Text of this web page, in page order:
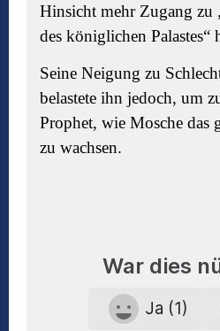
Hinsicht mehr Zugang zu
des königlichen Palastes“
Seine Neigung zu
belastete ihn jedoch, um
Prophet, wie Mosche das
zu wachsen.
War dies
Ja (1)